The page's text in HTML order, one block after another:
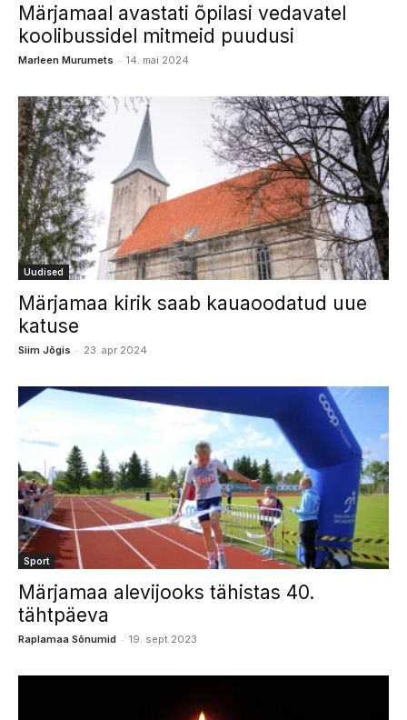
Märjamaal avastati õpilasi vedavatel
koolibussidel mitmeid puudusi
Marleen Murumets - 14. mai 2024
Uudised
Märjamaa kirik saab kauaoodatud uue
katuse
Siim Jõgis - 23. apr 2024
Sport
Märjamaa alevijooks tähistas 40.
tähtpäeva
Raplamaa Sõnumid - 19. sept 2023